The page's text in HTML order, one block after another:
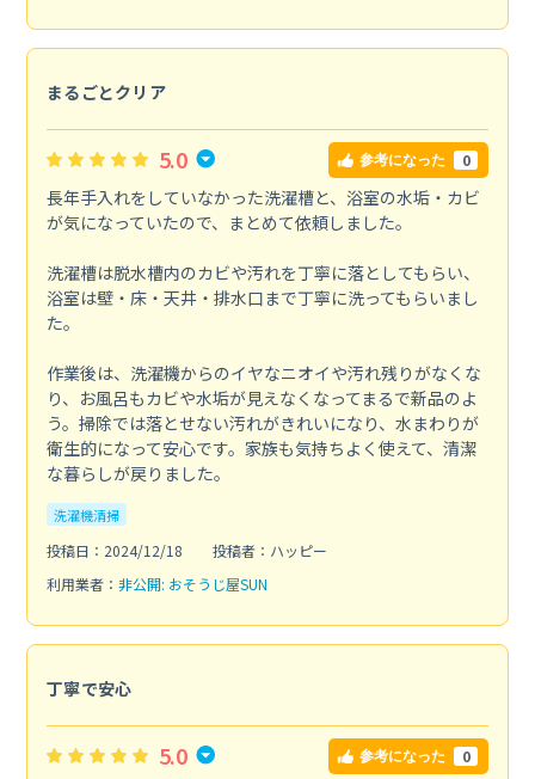
まるごとクリア
5.0 参考になった 0
長年手入れをしていなかった洗濯槽と、浴室の水垢・カビ
が気になっていたので、まとめて依頼しました。
洗濯槽は脱水槽内のカビや汚れを丁寧に落としてもらい、
浴室は壁・床・天井・排水口まで丁寧に洗ってもらいまし
た。
作業後は、洗濯機からのイヤなニオイや汚れ残りがなくな
り、お風呂もカビや水垢が見えなくなってまるで新品のよ
う。掃除では落とせない汚れがきれいになり、水まわりが
衛生的になって安心です。家族も気持ちよく使えて、清潔
な暮らしが戻りました。
洗濯機清掃
投稿日：2024/12/18
投稿者：ハッピー
利用業者： 非公開: おそうじ屋SUN
丁寧で安心
5.0 参考になった 0